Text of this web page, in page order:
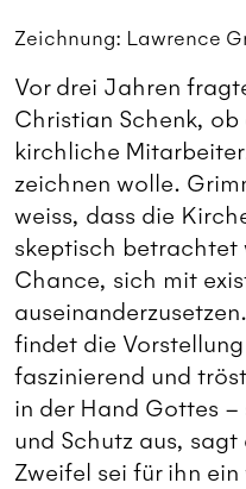
Zeichnung: Lawrence
Vor drei Jahren
Christian Schenk,
kirchliche
zeichnen wolle.
weiss, dass die
skeptisch betrachtet
Chance, sich mit
findet die
faszinierend und
in der Hand Gottes
und Schutz aus,
Zweifel sei für ihn